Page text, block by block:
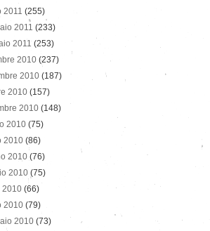
2011 (255)
2011 (233)
2011 (253)
2010 (237)
2010 (187)
2010 (157)
2010 (148)
2010 (75)
2010 (86)
2010 (76)
2010 (75)
2010 (66)
2010 (79)
2010 (73)